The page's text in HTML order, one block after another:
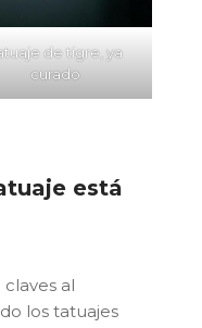
de tigre, ya
curado
está
al
los tatuajes